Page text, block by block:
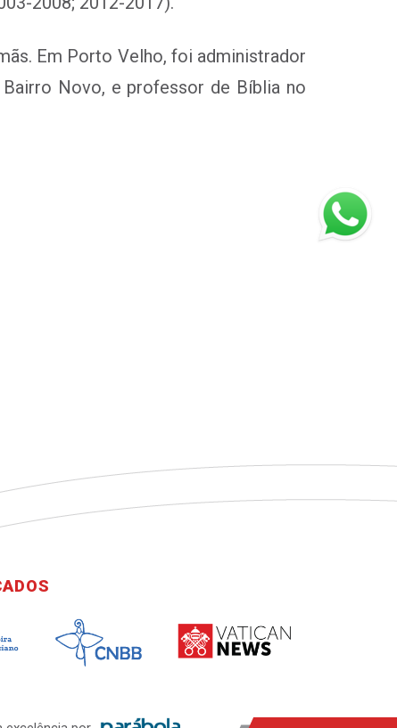
Em Porto Velho, foi administrador
Novo, e professor de Bíblia no